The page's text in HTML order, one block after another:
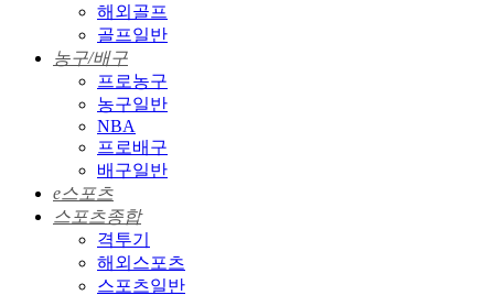
해외골프
골프일반
농구/배구
프로농구
농구일반
NBA
프로배구
배구일반
e스포츠
스포츠종합
격투기
해외스포츠
스포츠일반